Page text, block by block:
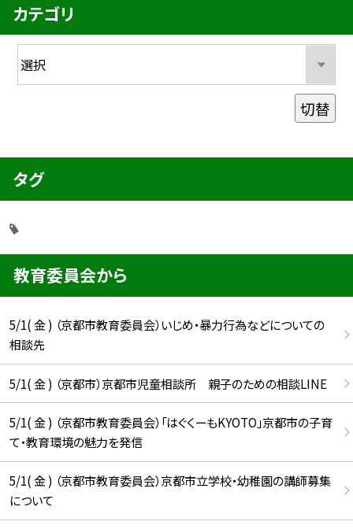
カテゴリ
切替
タグ
教育委員会から
5/1( 金 ) （京都市教育委員会）いじめ・暴力行為などについての
相談先
5/1( 金 ) （京都市）京都市児童相談所 親子のための相談LINE
5/1( 金 ) （京都市教育委員会）「はぐくーもKYOTO」京都市の子育
て・教育環境の魅力を発信
5/1( 金 ) （京都市教育委員会）京都市立学校・幼稚園の講師募集
について